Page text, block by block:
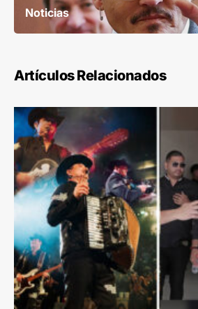
Noticias
Artículos Relacionados